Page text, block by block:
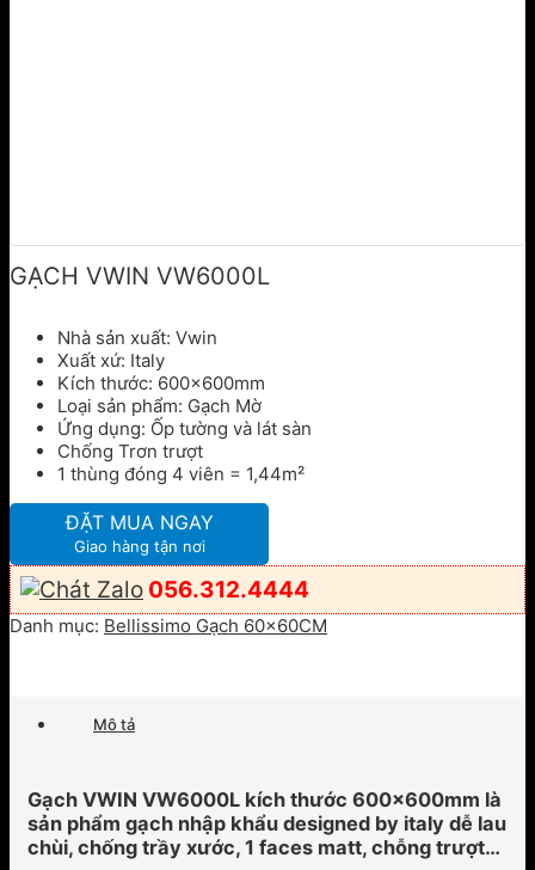
GẠCH VWIN VW6000L
Nhà sản xuất: Vwin
Xuất xứ: Italy
Kích thước: 600x600mm
Loại sản phẩm: Gạch Mờ
Ứng dụng: Ốp tường và lát sàn
Chống Trơn trượt
1 thùng đóng 4 viên = 1,44m²
ĐẶT MUA NGAY
Giao hàng tận nơi
056.312.4444
Danh mục: Bellissimo Gạch 60x60CM
Mô tả
Gạch VWIN VW6000L kích thước 600x600mm là
sản phẩm gạch nhập khẩu designed by italy dễ lau
chùi, chống trầy xước, 1 faces matt, chỗng trượt…